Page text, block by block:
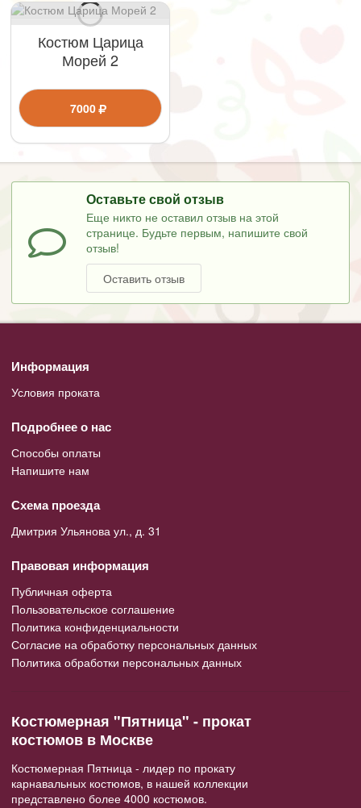
Костюм Царица
Морей 2
7000
Оставьте свой отзыв
Еще никто не оставил отзыв на этой
странице. Будьте первым, напишите свой
отзыв!
Оставить отзыв
Информация
Условия проката
Подробнее о нас
Способы оплаты
Напишите нам
Схема проезда
Дмитрия Ульянова ул., д. 31
Правовая информация
Публичная оферта
Пользовательское соглашение
Политика конфиденциальности
Согласие на обработку персональных данных
Политика обработки персональных данных
Костюмерная "Пятница" - прокат
костюмов в Москве
Костюмерная Пятница - лидер по прокату
карнавальных костюмов, в нашей коллекции
представлено более 4000 костюмов.